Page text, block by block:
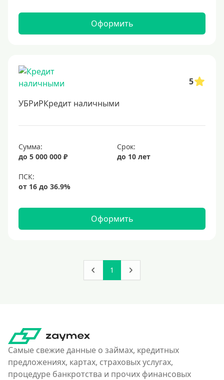
Оформить
5
УБРиРКредит наличными
Сумма:
до 5 000 000 ₽
Срок:
до 10 лет
Оформить
1
Самые свежие данные о займах, кредитных
предложениях, картах, страховых услугах,
процедуре банкротства и прочих финансовых